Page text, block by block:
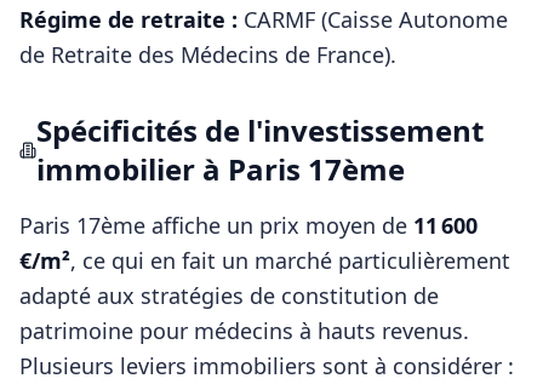
Régime de retraite : CARMF (Caisse Autonome
de Retraite des Médecins de France).
Spécificités de l'investissement
immobilier à Paris 17ème
Paris 17ème affiche un prix moyen de 11 600
€/m², ce qui en fait un marché particulièrement
adapté aux stratégies de constitution de
patrimoine pour médecins à hauts revenus.
Plusieurs leviers immobiliers sont à considérer :